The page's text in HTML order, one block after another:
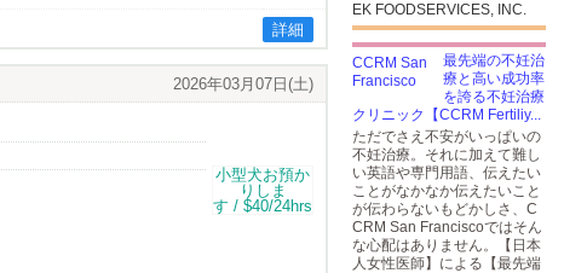
詳細
2026年03月07日(土)
EK FOODSERVICES, INC.
最先端の不妊治
療と高い成功率
を誇る不妊治療
クリニック【CCRM Fertiliy...
ただでさえ不安がいっぱいの
不妊治療。それに加えて難し
い英語や専門用語、伝えたい
ことがなかなか伝えたいこと
が伝わらないもどかしさ、C
CRM San Franciscoではそん
な心配はありません。【日本
人女性医師】による【最先端